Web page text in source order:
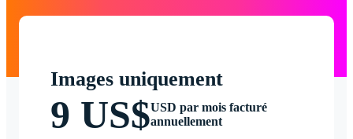
Images uniquement
9 US$USD par mois facturé
annuellement